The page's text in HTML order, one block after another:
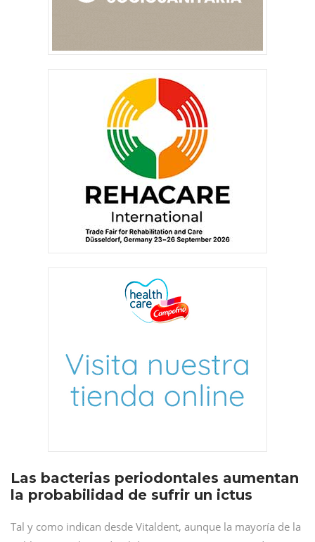
Las bacterias periodontales aumentan
la probabilidad de sufrir un ictus
Tal y como indican desde Vitaldent, aunque la mayoría de la